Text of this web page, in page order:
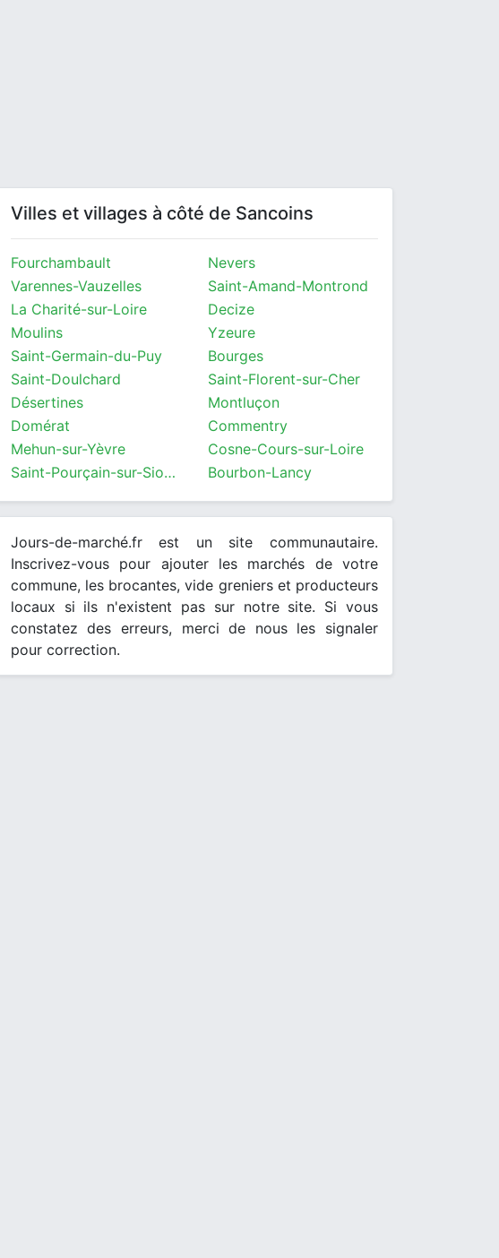
Villes et villages à côté de Sancoins
Fourchambault
Nevers
Varennes-Vauzelles
Saint-Amand-Montrond
La Charité-sur-Loire
Decize
Moulins
Yzeure
Saint-Germain-du-Puy
Bourges
Saint-Doulchard
Saint-Florent-sur-Cher
Désertines
Montluçon
Domérat
Commentry
Mehun-sur-Yèvre
Cosne-Cours-sur-Loire
Saint-Pourçain-sur-Sioule
Bourbon-Lancy
Jours-de-marché.fr est un site communautaire.
Inscrivez-vous pour ajouter les marchés de votre
commune, les brocantes, vide greniers et producteurs
locaux si ils n'existent pas sur notre site. Si vous
constatez des erreurs, merci de nous les signaler
pour correction.